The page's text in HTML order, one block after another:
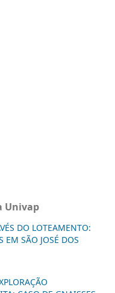
Univap
DO LOTEAMENTO:
SÃO JOSÉ DOS